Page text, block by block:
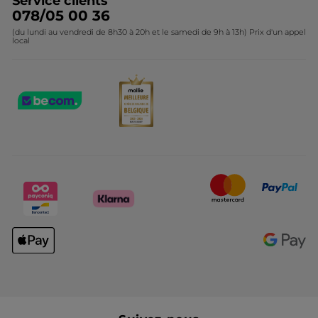
078/05 00 36
(du lundi au vendredi de 8h30 à 20h et le samedi de 9h à 13h) Prix d'un appel
local